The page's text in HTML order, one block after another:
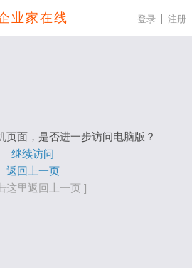
业家在线 登录 注册
页面，是否进一步访问电脑版？
继续访问
返回上一页
这里返回上一页 ]